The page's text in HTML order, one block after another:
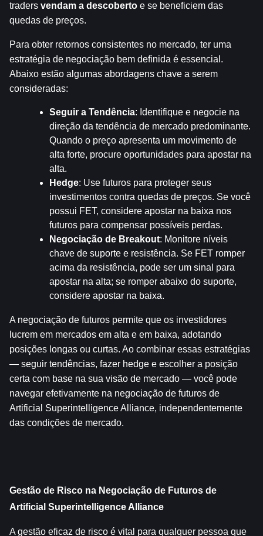
traders vendam a descoberto e se beneficiem das
quedas de preços.
Para obter retornos consistentes no mercado, ter uma
estratégia de negociação bem definida é essencial.
Abaixo estão algumas abordagens chave a serem
consideradas:
Seguir a Tendência: Identifique e negocie na
direção da tendência de mercado predominante.
Quando o preço apresenta um movimento de
alta forte, procure oportunidades para apostar na
alta.
Hedge: Use futuros para proteger seus
investimentos contra quedas de preços. Se você
possui FET, considere apostar na baixa nos
futuros para compensar possíveis perdas.
Negociação de Breakout: Monitore níveis
chave de suporte e resistência. Se FET romper
acima da resistência, pode ser um sinal para
apostar na alta; se romper abaixo do suporte,
considere apostar na baixa.
A negociação de futuros permite que os investidores
lucrem em mercados em alta e em baixa, adotando
posições longas ou curtas. Ao combinar essas estratégias
— seguir tendências, fazer hedge e escolher a posição
certa com base na sua visão de mercado — você pode
navegar efetivamente na negociação de futuros de
Artificial Superintelligence Alliance, independentemente
das condições de mercado.
Gestão de Risco na Negociação de Futuros de
Artificial Superintelligence Alliance
A gestão eficaz de risco é vital para qualquer pessoa que